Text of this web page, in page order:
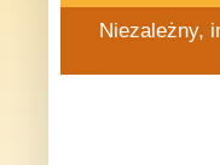
Niezależny,